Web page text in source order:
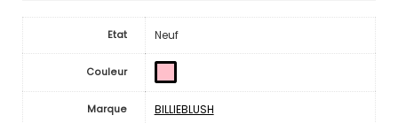
Etat Neuf
Couleur
Marque BILLIEBLUSH